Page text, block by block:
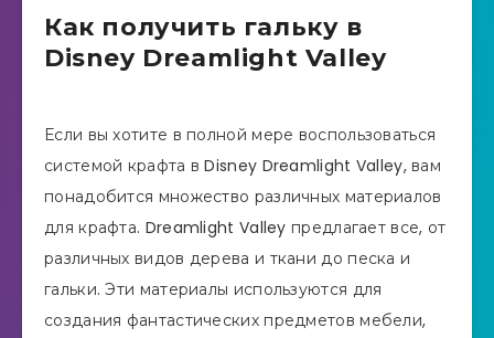
Как получить гальку в
Disney Dreamlight Valley
Если вы хотите в полной мере воспользоваться
системой крафта в Disney Dreamlight Valley, вам
понадобится множество различных материалов
для крафта. Dreamlight Valley предлагает все, от
различных видов дерева и ткани до песка и
гальки. Эти материалы используются для
создания фантастических предметов мебели,